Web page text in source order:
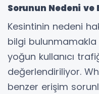
Sorunun Nedeni
Kesintinin nedeni
bilgi bulunmamakla
yoğun kullanıcı
değerlendiriliyor.
benzer erişim